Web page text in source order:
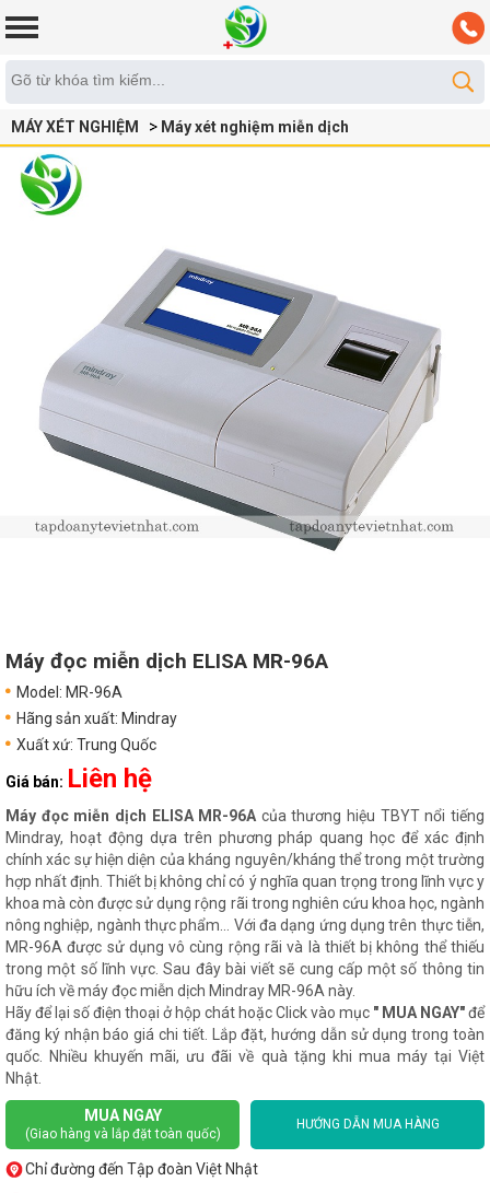
MÁY XÉT NGHIỆM Máy xét nghiệm miễn dịch
Máy đọc miễn dịch ELISA MR-96A
Model: MR-96A
Hãng sản xuất: Mindray
Xuất xứ: Trung Quốc
Giá bán: Liên hệ
Máy đọc miễn dịch ELISA MR-96A của thương hiệu TBYT nổi tiếng
Mindray, hoạt động dựa trên phương pháp quang học để xác định
chính xác sự hiện diện của kháng nguyên/kháng thể trong một trường
hợp nhất định. Thiết bị không chỉ có ý nghĩa quan trọng trong lĩnh vực y
khoa mà còn được sử dụng rộng rãi trong nghiên cứu khoa học, ngành
nông nghiệp, ngành thực phẩm… Với đa dạng ứng dụng trên thực tiễn,
MR-96A được sử dụng vô cùng rộng rãi và là thiết bị không thể thiếu
trong một số lĩnh vực. Sau đây bài viết sẽ cung cấp một số thông tin
hữu ích về máy đọc miễn dịch Mindray MR-96A này.
Hãy để lại số điện thoại ở hộp chát hoặc Click vào mục " MUA NGAY"để
đăng ký nhận báo giá chi tiết. Lắp đặt, hướng dẫn sử dụng trong toàn
quốc. Nhiều khuyến mãi, ưu đãi về quà tặng khi mua máy tại Việt
Nhật.
MUA NGAY
(Giao hàng và lắp đặt toàn quốc)
HƯỚNG DẪN MUA HÀNG
Chỉ đường đến Tập đoàn Việt Nhật